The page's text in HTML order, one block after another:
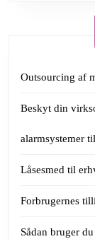
Outsourcing af
Beskyt din
alarmsystemer
Låsesmed til
Forbrugernes
Sådan bruger